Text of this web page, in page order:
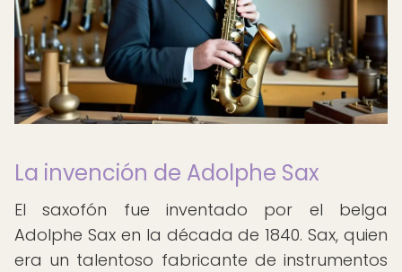
La invención de Adolphe Sax
El saxofón fue inventado por el belga
Adolphe Sax en la década de 1840. Sax, quien
era un talentoso fabricante de instrumentos